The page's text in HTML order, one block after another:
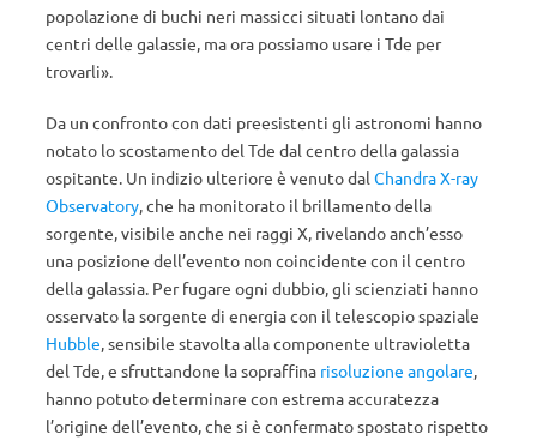
popolazione di buchi neri massicci situati lontano dai
centri delle galassie, ma ora possiamo usare i Tde per
trovarli».
Da un confronto con dati preesistenti gli astronomi hanno
notato lo scostamento del Tde dal centro della galassia
ospitante. Un indizio ulteriore è venuto dal Chandra X-ray
Observatory , che ha monitorato il brillamento della
sorgente, visibile anche nei raggi X, rivelando anch’esso
una posizione dell’evento non coincidente con il centro
della galassia. Per fugare ogni dubbio, gli scienziati hanno
osservato la sorgente di energia con il telescopio spaziale
Hubble , sensibile stavolta alla componente ultravioletta
del Tde, e sfruttandone la sopraffina risoluzione angolare
hanno potuto determinare con estrema accuratezza
l’origine dell’evento, che si è confermato spostato rispetto